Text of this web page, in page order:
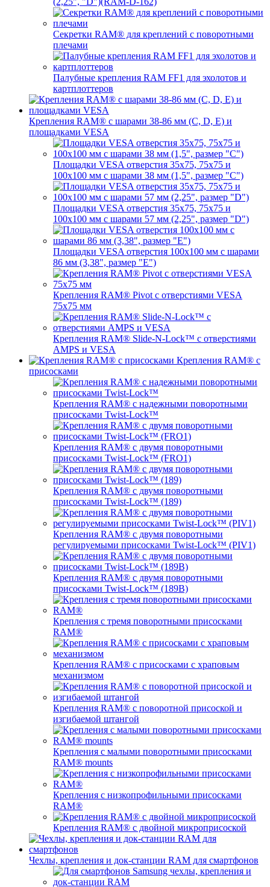
Секретки RAM® для креплений с поворотными
плечами
Палубные крепления RAM FF1 для эхолотов и
картплоттеров
Крепления RAM® с шарами 38-86 мм (C, D, E) и
площадками VESA
Площадки VESA отверстия 35x75, 75x75 и
100x100 мм с шарами 38 мм (1,5", размер "C")
Площадки VESA отверстия 35х75, 75x75 и
100x100 мм с шарами 57 мм (2,25", размер "D")
Площадки VESA отверстия 100x100 мм с шарами
86 мм (3,38", размер "E")
Крепления RAM® Pivot с отверстиями VESA
75x75 мм
Крепления RAM® Slide-N-Lock™ с отверстиями
AMPS и VESA
Крепления RAM® с
присосками
Крепления RAM® с надежными поворотными
присосками Twist-Lock™
Крепления RAM® с двумя поворотными
присосками Twist-Lock™ (FRO1)
Крепления RAM® с двумя поворотными
присосками Twist-Lock™ (189)
Крепления RAM® с двумя поворотными
регулируемыми присосками Twist-Lock™ (PIV1)
Крепления RAM® с двумя поворотными
присосками Twist-Lock™ (189B)
Крепления с тремя поворотными присосками
RAM®
Крепления RAM® с присосками с храповым
механизмом
Крепления RAM® с поворотной присоской и
изгибаемой штангой
Крепления с малыми поворотными присосками
RAM® mounts
Крепления с низкопрофильными присосками
RAM®
Крепления RAM® с двойной микроприсоской
Чехлы, крепления и док-станции RAM для смартфонов